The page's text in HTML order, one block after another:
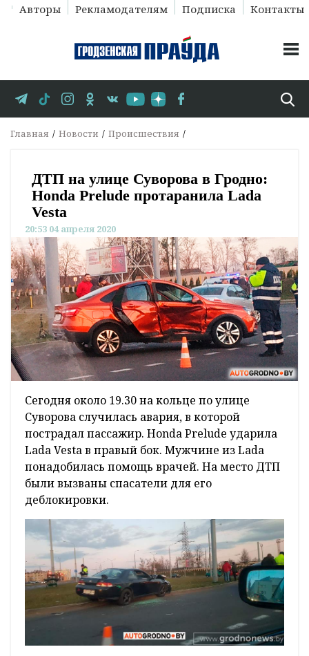
Авторы Рекламодателям Подписка Контакты
Главная Новости Происшествия
ДТП на улице Суворова в Гродно:
Honda Prelude протаранила Lada
Vesta
20:53 04 апреля 2020
Сегодня около 19.30 на кольце по улице
Суворова случилась авария, в которой
пострадал пассажир. Honda Prelude ударила
Lada Vesta в правый бок. Мужчине из Lada
понадобилась помощь врачей. На место ДТП
были вызваны спасатели для его
деблокировки.